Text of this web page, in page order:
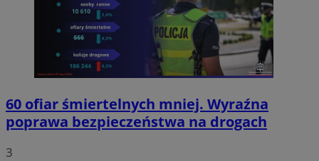
60 ofiar śmiertelnych mniej. Wyraźna
poprawa bezpieczeństwa na drogach
3